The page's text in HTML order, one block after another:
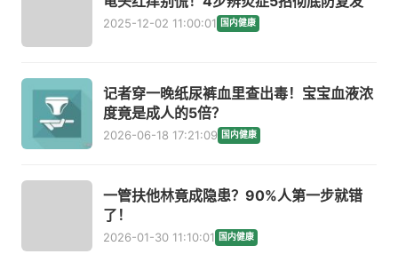
2025-12-02 11:00:01 国内健康
记者穿一晚纸尿裤血里查出毒！宝宝血液浓
度竟是成人的5倍？
2026-06-18 17:21:09 国内健康
一管扶他林竟成隐患？90%人第一步就错
了！
2026-01-30 11:10:01 国内健康